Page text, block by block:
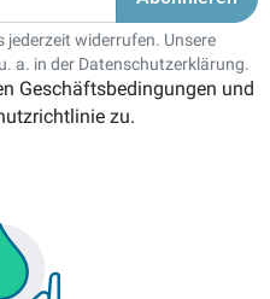
jederzeit widerrufen. Unsere
a. in der Datenschutzerklärung.
Geschäftsbedingungen und
zu.